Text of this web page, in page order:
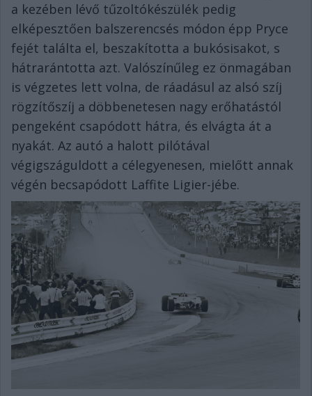
a kezében lévő tűzoltókészülék pedig
elképesztően balszerencsés módon épp Pryce
fejét találta el, beszakította a bukósisakot, s
hátrarántotta azt. Valószínűleg ez önmagában
is végzetes lett volna, de ráadásul az alsó szíj
rögzítőszíj a döbbenetesen nagy erőhatástól
pengeként csapódott hátra, és elvágta át a
nyakát. Az autó a halott pilótával
végigszáguldott a célegyenesen, mielőtt annak
végén becsapódott Laffite Ligier-jébe.